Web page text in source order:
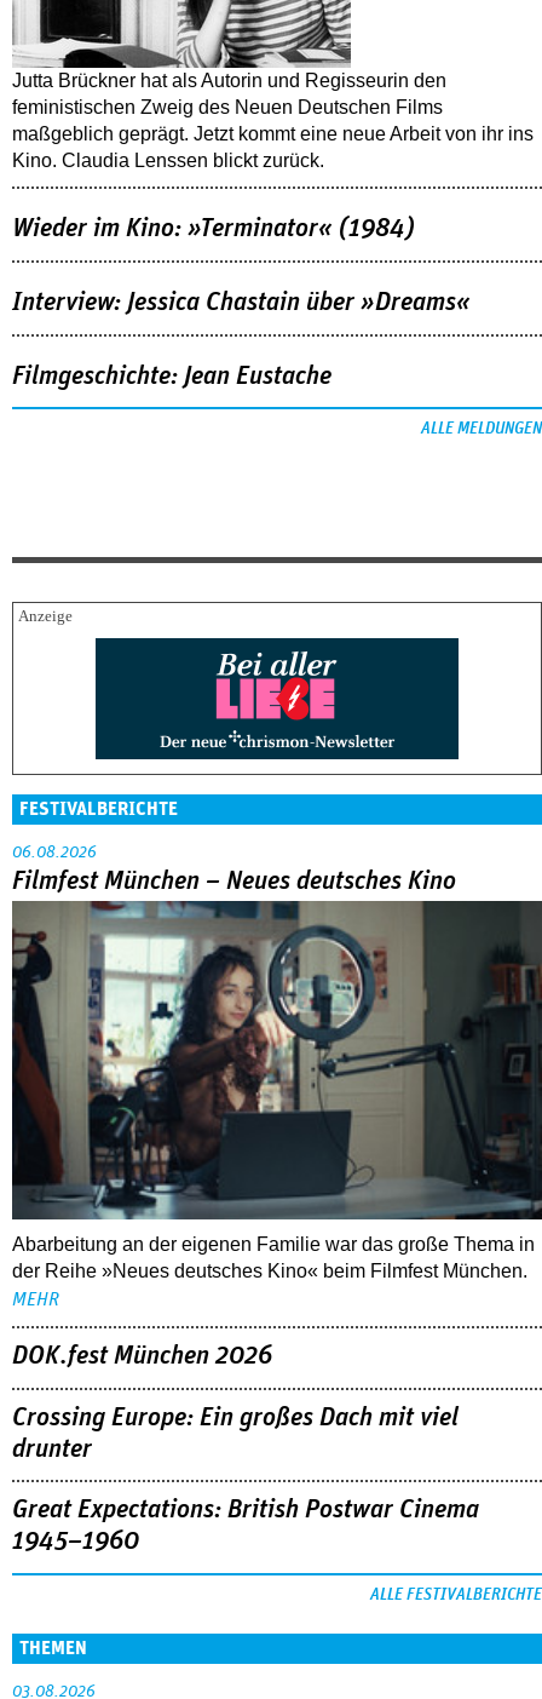
Jutta Brückner hat als Autorin und Regisseurin den
feministischen Zweig des Neuen Deutschen Films
maßgeblich geprägt. Jetzt kommt eine neue Arbeit von ihr ins
Kino. Claudia Lenssen blickt zurück.
Wieder im Kino: »Terminator« (1984)
Interview: Jessica Chastain über »Dreams«
Filmgeschichte: Jean Eustache
ALLE MELDUNGEN
FESTIVALBERICHTE
06.08.2026
Filmfest München – Neues deutsches Kino
Abarbeitung an der eigenen Familie war das große Thema in
der Reihe »Neues deutsches Kino« beim Filmfest München.
MEHR
DOK.fest München 2026
Crossing Europe: Ein großes Dach mit viel
drunter
Great Expectations: British Postwar Cinema
1945–1960
ALLE FESTIVALBERICHTE
THEMEN
03.08.2026